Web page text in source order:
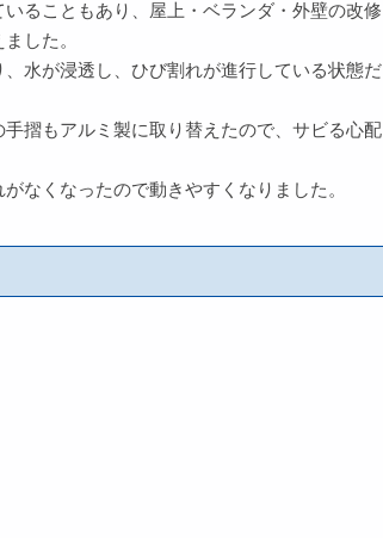
ることもあり、屋上・ベランダ・外壁の改修
した。
水が浸透し、ひび割れが進行している状態だ
摺もアルミ製に取り替えたので、サビる心配
なくなったので動きやすくなりました。